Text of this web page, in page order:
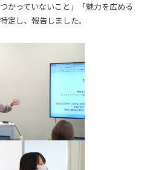
かっていないこと」「魅力を広める
定し、報告しました。